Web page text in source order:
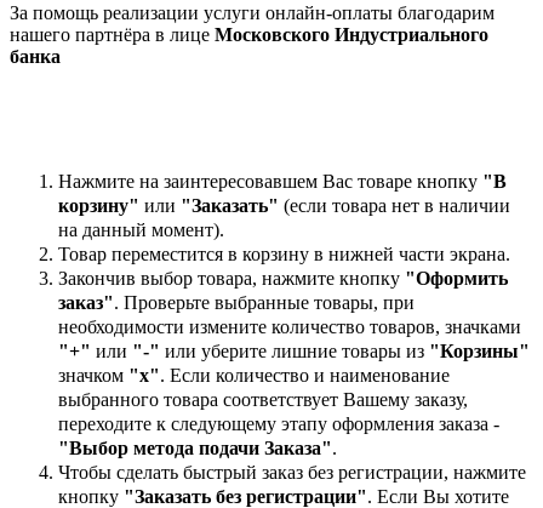
За помощь реализации услуги онлайн-оплаты благодарим
нашего партнёра в лице Московского Индустриального
банка
Нажмите на заинтересовавшем Вас товаре кнопку "В
корзину" или "Заказать" (если товара нет в наличии
на данный момент).
Товар переместится в корзину в нижней части экрана.
Закончив выбор товара, нажмите кнопку "Оформить
заказ". Проверьте выбранные товары, при
необходимости измените количество товаров, значками
"+" или "-" или уберите лишние товары из "Корзины"
значком "х". Если количество и наименование
выбранного товара соответствует Вашему заказу,
переходите к следующему этапу оформления заказа -
"Выбор метода подачи Заказа".
Чтобы сделать быстрый заказ без регистрации, нажмите
кнопку "Заказать без регистрации". Если Вы хотите